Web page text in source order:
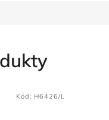
Kód: H6426/L